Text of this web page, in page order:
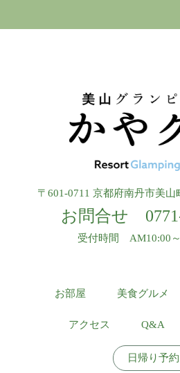
〒601-0711 京都府南丹市美
お問合せ
受付時間 AM10:00
お部屋 美食グルメ
アクセス Q&A
日帰り予約